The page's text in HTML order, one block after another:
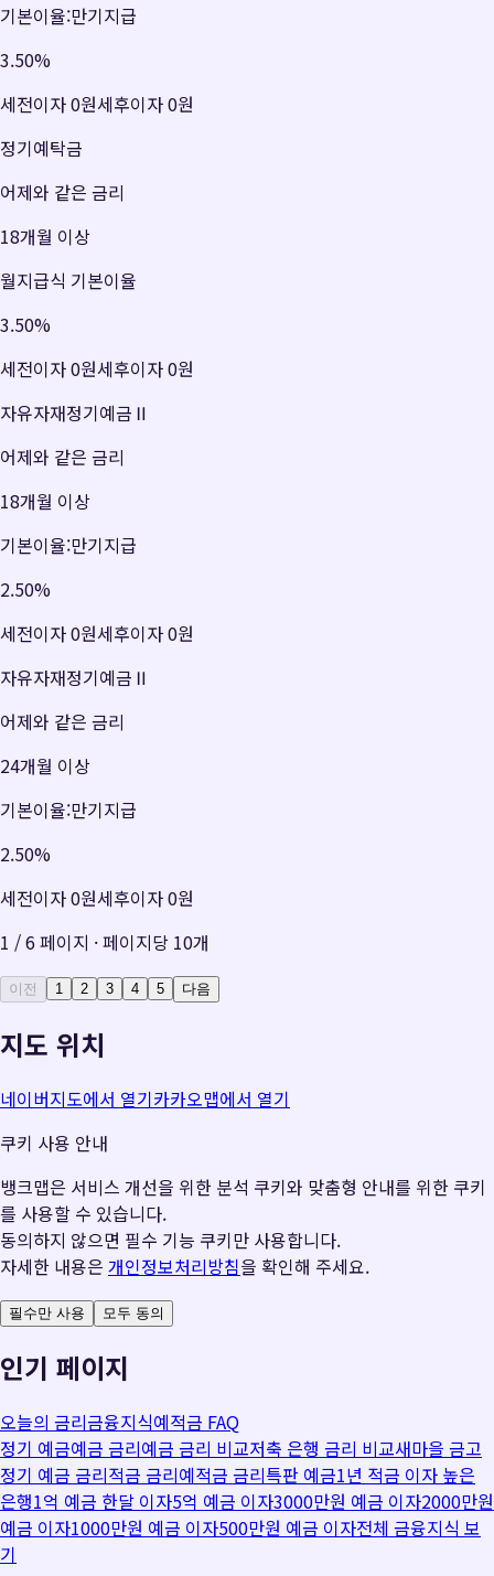
기본이율:만기지급
3.50%
세전이자0원세후이자0원
정기예탁금
어제와 같은 금리
18개월 이상
월지급식 기본이율
3.50%
세전이자0원세후이자0원
자유자재정기예금Ⅱ
어제와 같은 금리
18개월 이상
기본이율:만기지급
2.50%
세전이자0원세후이자0원
자유자재정기예금Ⅱ
어제와 같은 금리
24개월 이상
기본이율:만기지급
2.50%
세전이자0원세후이자0원
1 /6페이지 · 페이지당 10개
이전 1 2 3 4 5 다음
지도 위치
네이버지도에서 열기카카오맵에서 열기
쿠키 사용 안내
뱅크맵은 서비스 개선을 위한 분석 쿠키와 맞춤형 안내를 위한 쿠키
를 사용할 수 있습니다.
동의하지 않으면 필수 기능 쿠키만 사용합니다.
자세한 내용은 개인정보처리방침을 확인해 주세요.
필수만 사용 모두 동의
인기 페이지
오늘의 금리금융지식예적금 FAQ
정기 예금예금 금리예금 금리 비교저축 은행 금리 비교새마을 금고
정기 예금 금리적금 금리예적금 금리특판 예금1년 적금 이자 높은
은행1억 예금 한달 이자5억 예금 이자3000만원 예금 이자2000만원
예금 이자1000만원 예금 이자500만원 예금 이자전체 금융지식 보
기